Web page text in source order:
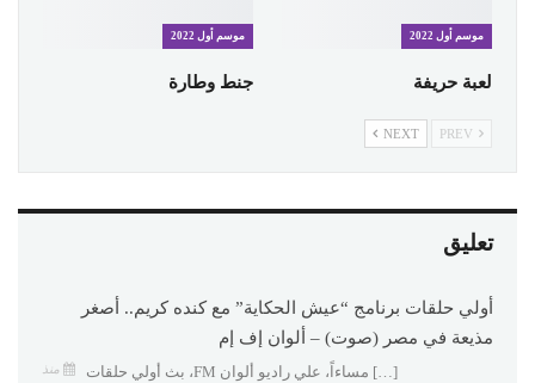
موسم أول 2022
لعبة حريفة
موسم أول 2022
جنط وطارة
NEXT
تعليق
أولي حلقات برنامج “عيش الحكاية” مع كنده كريم.. أصغر
مذيعة في مصر (صوت) – ألوان إف إم
منذ
[…] مساءاً، علي راديو ألوان FM، بث أولي حلقات